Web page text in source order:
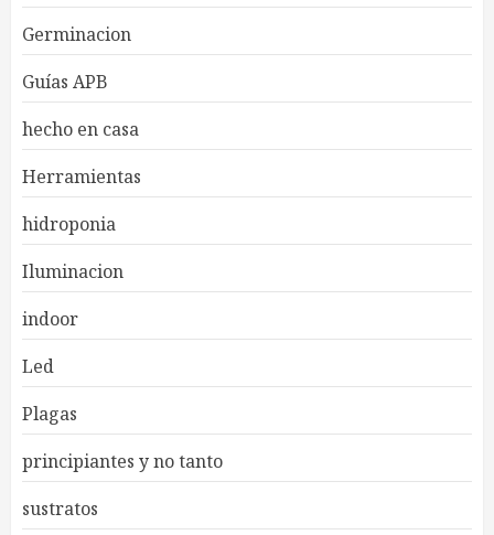
Germinacion
Guías APB
hecho en casa
Herramientas
hidroponia
Iluminacion
indoor
Led
Plagas
principiantes y no tanto
sustratos